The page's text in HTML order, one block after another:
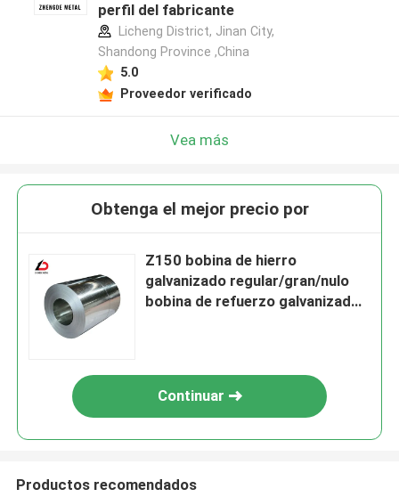
perfil del fabricante
Licheng District, Jinan City,
Shandong Province ,China
5.0
Proveedor verificado
Vea más
Obtenga el mejor precio por
Z150 bobina de hierro
galvanizado regular/gran/nulo
bobina de refuerzo galvanizado
Continuar
Productos recomendados